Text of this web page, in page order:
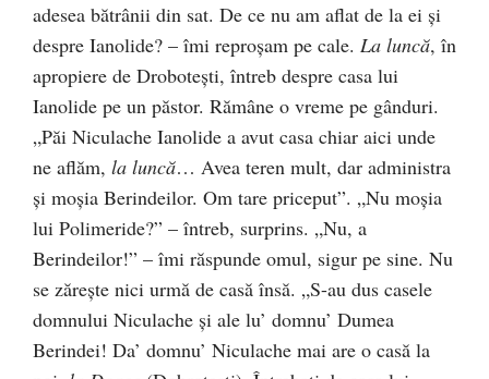
adesea bătrânii din sat. De ce nu am aflat de la ei şi
despre Ianolide? – îmi reproşam pe cale. La luncă, în
apropiere de Droboteşti, întreb despre casa lui
Ianolide pe un păstor. Rămâne o vreme pe gânduri.
„Păi Niculache Ianolide a avut casa chiar aici unde
ne aflăm, la luncă… Avea teren mult, dar administra
şi moşia Berindeilor. Om tare priceput”. „Nu moşia
lui Polimeride?” – întreb, surprins. „Nu, a
Berindeilor!” – îmi răspunde omul, sigur pe sine. Nu
se zăreşte nici urmă de casă însă. „S-au dus casele
domnului Niculache şi ale lu’ domnu’ Dumea
Berindei! Da’ domnu’ Niculache mai are o casă la